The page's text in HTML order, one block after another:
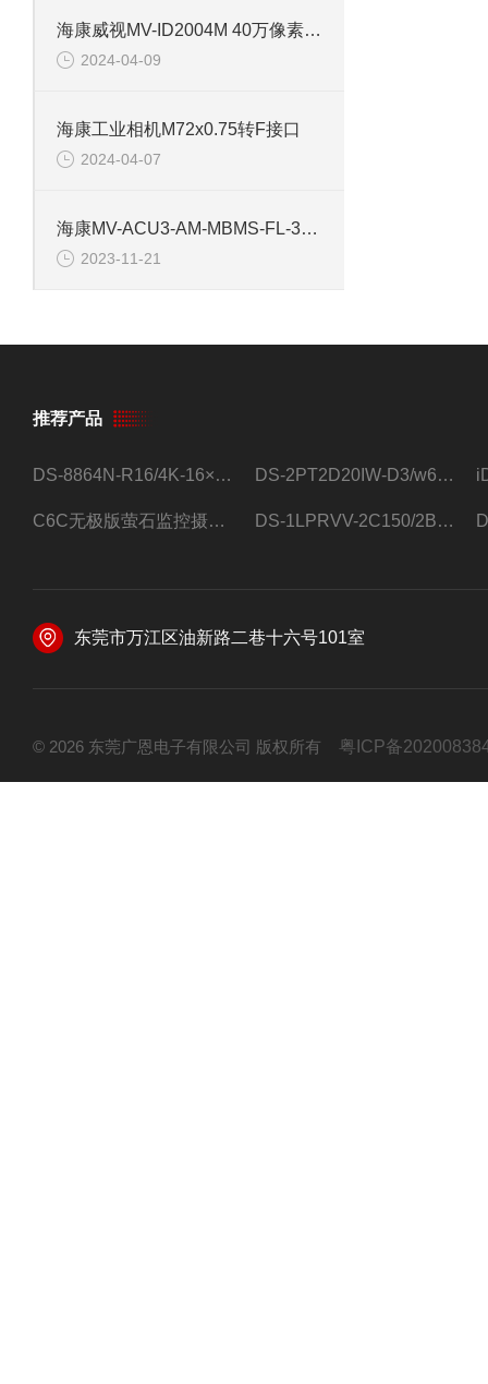
海康威视MV-ID2004M 40万像素工业相机
2024-04-09
海康工业相机M72x0.75转F接口
2024-04-07
海康MV-ACU3-AM-MBMS-FL-3M 工业相机镜头
2023-11-21
推荐产品
DS-8864N-R16/4K-16×4T/希捷16盘位录像机 DS-2PT2D20IW-D3/w64路高清硬盘录像机
C6C无极版萤石监控摄像头 DS-1LPRVV-2C150/2B监控室外夜视高清电源线护套线200米/卷
东莞市万江区油新路二巷十六号101室
© 2026 东莞广恩电子有限公司 版权所有 粤ICP备